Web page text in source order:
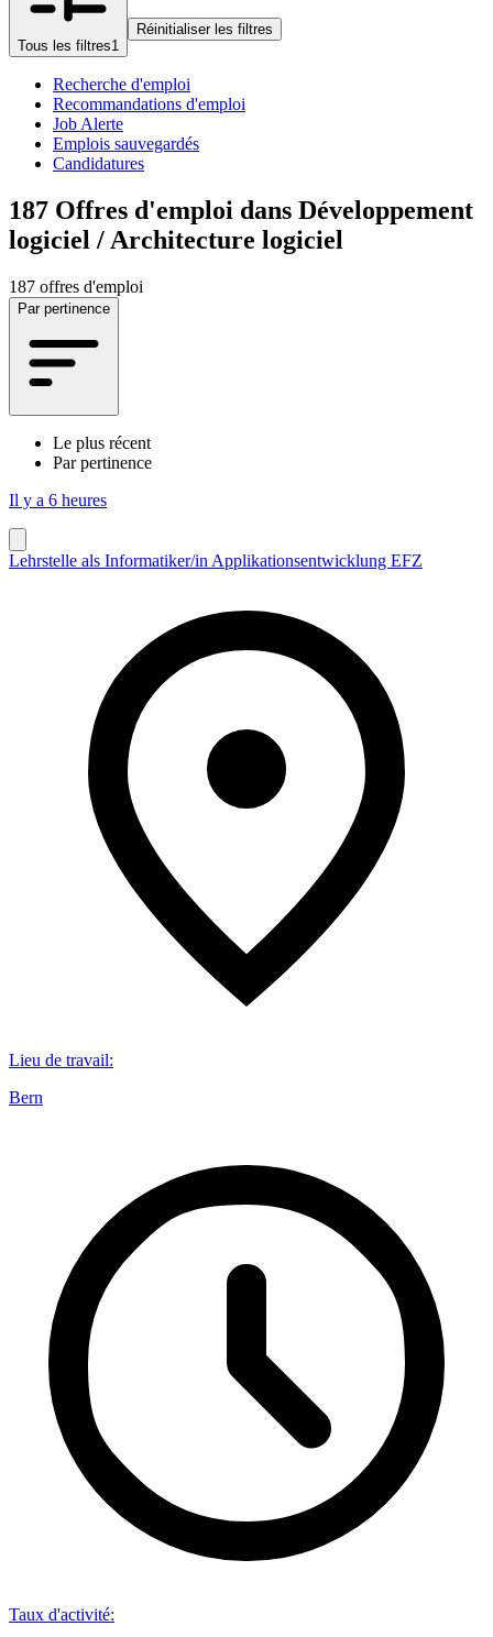
Tous les filtres1
Réinitialiser les filtres
Recherche d'emploi
Recommandations d'emploi
Job Alerte
Emplois sauvegardés
Candidatures
187 Offres d'emploi dans Développement
logiciel / Architecture logiciel
187 offres d'emploi
Par pertinence
Le plus récent
Par pertinence
Il y a 6 heures
Lehrstelle als Informatiker/in Applikationsentwicklung EFZ
Lieu de travail:
Bern
Taux d'activité: